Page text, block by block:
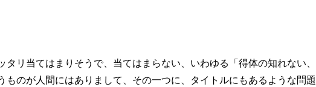
リ当てはまりそうで、当てはまらない、いわゆる「得体の知れない、
ものが人間にはありまして、その一つに、タイトルにもあるような問題